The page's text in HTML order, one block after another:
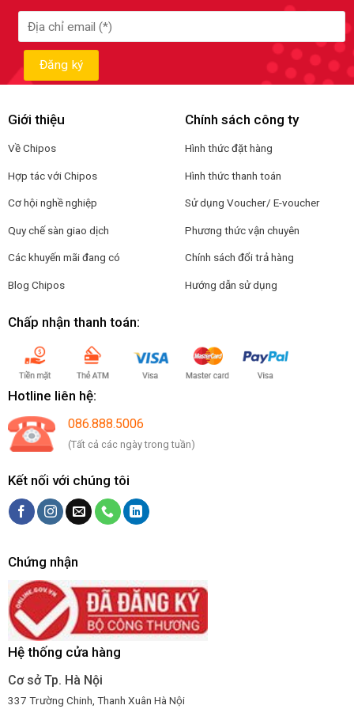
Giới thiệu
Về Chipos
Hợp tác với Chipos
Cơ hội nghề nghiệp
Quy chế sàn giao dịch
Các khuyến mãi đang có
Blog Chipos
Chính sách công ty
Hình thức đặt hàng
Hình thức thanh toán
Sử dụng Voucher/ E-voucher
Phương thức vận chuyên
Chính sách đổi trả hàng
Hướng dẫn sử dụng
Chấp nhận thanh toán:
Hotline liên hệ:
086.888.5006
(Tất cả các ngày trong tuần)
Kết nối với chúng tôi
Chứng nhận
Hệ thống cửa hàng
Cơ sở Tp. Hà Nội
337 Trường Chinh, Thanh Xuân Hà Nội